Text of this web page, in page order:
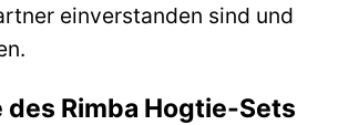
einverstanden sind und
des Rimba Hogtie-Sets